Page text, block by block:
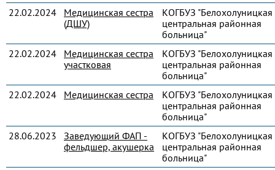
22.02.2024
Медицинская сестра
(ДШУ)
КОГБУЗ "Белохолуницкая
центральная районная
больница"
22.02.2024
Медицинская сестра
участковая
КОГБУЗ "Белохолуницкая
центральная районная
больница"
22.02.2024
Медицинская сестра
КОГБУЗ "Белохолуницкая
центральная районная
больница"
28.06.2023
Заведующий ФАП -
фельдшер, акушерка
КОГБУЗ "Белохолуницкая
центральная районная
больница"